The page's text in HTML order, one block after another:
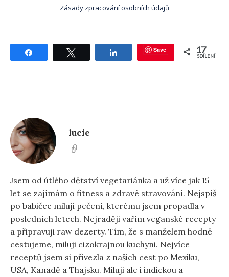
Zásady zpracování osobních údajů
Tweetnout Save 17
SDÍLENÍ
lucie
Jsem od útlého dětství vegetariánka a už více jak 15
let se zajímám o fitness a zdravé stravování. Nejspíš
po babičce miluji pečení, kterému jsem propadla v
posledních letech. Nejraději vařím veganské recepty
a připravuji raw dezerty. Tím, že s manželem hodně
cestujeme, miluji cizokrajnou kuchyni. Nejvíce
receptů jsem si přivezla z našich cest po Mexiku,
USA, Kanadě a Thajsku. Miluji ale i indickou a